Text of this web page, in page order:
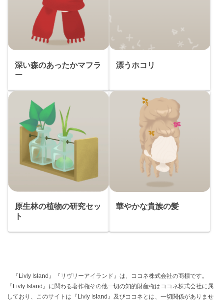
深い森のあったかマフラ
ー
漂うホコリ
原生林の植物の研究セッ
ト
華やかな貴族の髪
『Livly Island』『リヴリーアイランド』は、ココネ株式会社の商標です。
『Livly Island』に関わる著作権その他一切の知的財産権はココネ株式会社に属
しており、このサイトは『Livly Island』及びココネとは、一切関係がありませ